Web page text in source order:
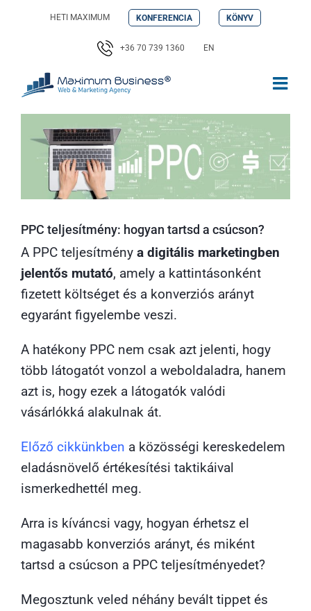
HETI MAXIMUM KONFERENCIA KÖNYV
+36 70 739 1360 EN
PPC teljesítmény: hogyan tartsd a csúcson?
A PPC teljesítmény a digitális marketingben
jelentős mutató, amely a kattintásonként
fizetett költséget és a konverziós arányt
egyaránt figyelembe veszi.
A hatékony PPC nem csak azt jelenti, hogy
több látogatót vonzol a weboldaladra, hanem
azt is, hogy ezek a látogatók valódi
vásárlókká alakulnak át.
Előző cikkünkben a közösségi kereskedelem
eladásnövelő értékesítési taktikáival
ismerkedhettél meg.
Arra is kíváncsi vagy, hogyan érhetsz el
magasabb konverziós arányt, és miként
tartsd a csúcson a PPC teljesítményedet?
Megosztunk veled néhány bevált tippet és